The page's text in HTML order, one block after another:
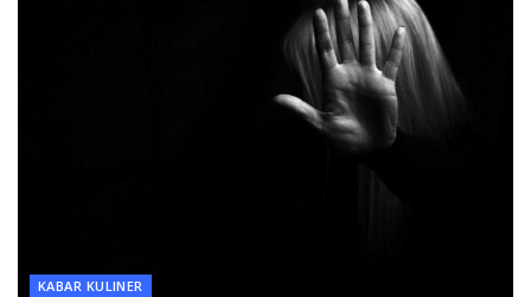
KABAR KULINER